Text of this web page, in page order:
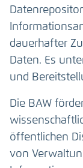
dauerhafter
Daten. Es
und
Die BAW
öffentlichen
von